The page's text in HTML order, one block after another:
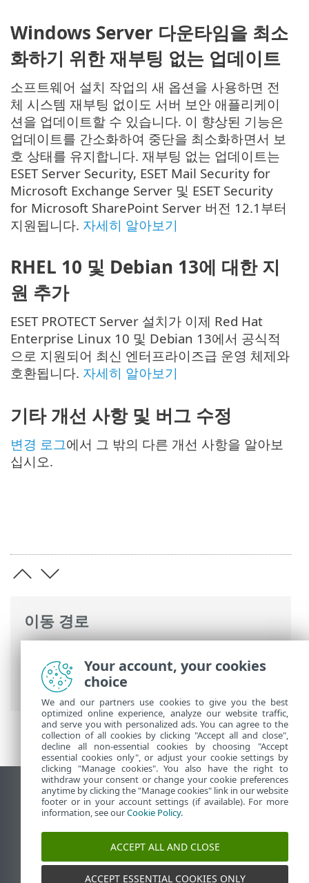
이동 경로
Prem>ESET PROTECT On-Prem 소개>
ESET PROTECT On-Prem 13.0 의 새 기능
Windows Server 다운타임을 최소
화하기 위한 재부팅 없는 업데이트
소프트웨어 설치 작업의 새 옵션을 사용하면 전
체 시스템 재부팅 없이도 서버 보안 애플리케이
션을 업데이트할 수 있습니다. 이 향상된 기능은
업데이트를 간소화하여 중단을 최소화하면서 보
호 상태를 유지합니다. 재부팅 없는 업데이트는
ESET Server Security, ESET Mail Security for
Microsoft Exchange Server 및 ESET Security
for Microsoft SharePoint Server 버전 12.1부터
지원됩니다. 자세히 알아보기
RHEL 10 및 Debian 13에 대한 지
원 추가
ESET PROTECT Server 설치가 이제 Red Hat
Enterprise Linux 10 및 Debian 13에서 공식적
으로 지원되어 최신 엔터프라이즈급 운영 체제와
호환됩니다. 자세히 알아보기
기타 개선 사항 및 버그 수정
변경 로그에서 그 밖의 다른 개선 사항을 알아보
십시오.
데스크톱 사이트 보기
End of Life
ESET 지식 베이스
ESET Status Portal
Your account, your cookies
choice
We and our partners use cookies to give you the best
optimized online experience, analyze our website traffic,
and serve you with personalized ads. You can agree to the
collection of all cookies by clicking "Accept all and close",
decline all non-essential cookies by choosing "Accept
essential cookies only", or adjust your cookie settings by
clicking "Manage cookies". You also have the right to
withdraw your consent or change your cookie preferences
anytime by clicking the "Manage cookies" link in our website
footer or in your account settings (if available). For more
information, see ourCookie Policy.
ACCEPT ALL AND CLOSE
ACCEPT ESSENTIAL COOKIES ONLY